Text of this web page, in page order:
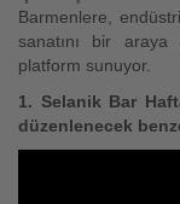
Barmenlere,
sanatını bir
platform sunuyor.
1. Selanik Bar
düzenlenecek